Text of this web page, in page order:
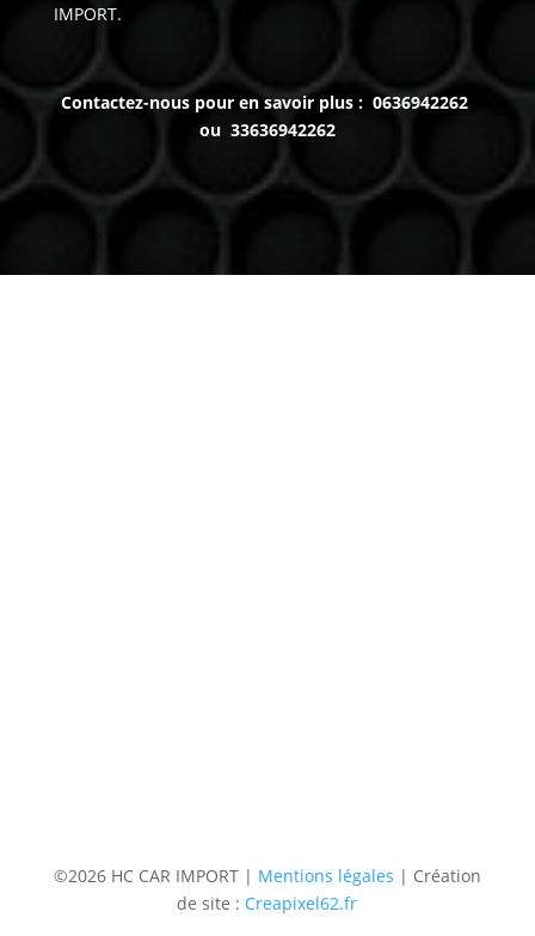
IMPORT.
Contactez-nous pour en savoir plus : 0636942262
ou 33636942262
©2026 HC CAR IMPORT | Mentions légales | Création
de site : Creapixel62.fr